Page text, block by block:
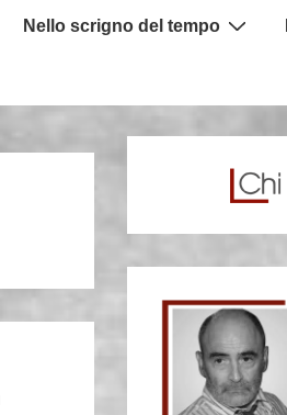
Nello scrigno del tempo